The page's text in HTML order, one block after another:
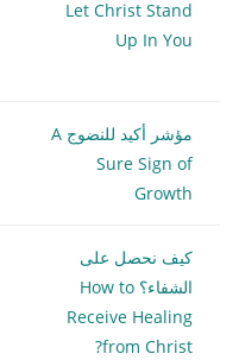
Let Christ Stand
Up In You
مؤشر أكيد للنضوج A
Sure Sign of
Growth
كيف نحصل على
الشفاء؟ How to
Receive Healing
from Christ?